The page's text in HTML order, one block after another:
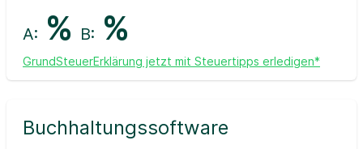
A: % B: %
GrundSteuerErklärung jetzt mit Steuertipps erledigen*
Buchhaltungssoftware